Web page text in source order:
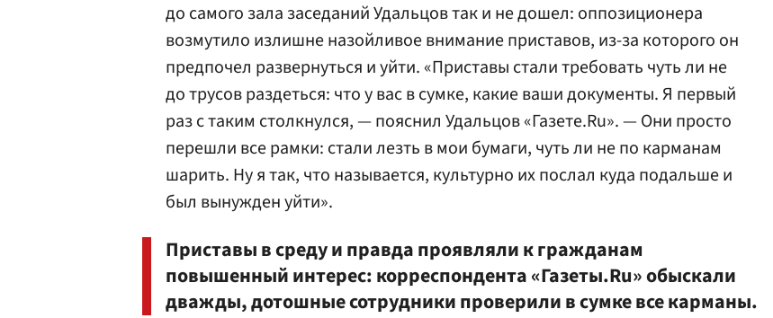
до самого зала заседаний Удальцов так и не дошел: оппозиционера
возмутило излишне назойливое внимание приставов, из-за которого он
предпочел развернуться и уйти. «Приставы стали требовать чуть ли не
до трусов раздеться: что у вас в сумке, какие ваши документы. Я первый
раз с таким столкнулся, — пояснил Удальцов «Газете.Ru». — Они просто
перешли все рамки: стали лезть в мои бумаги, чуть ли не по карманам
шарить. Ну я так, что называется, культурно их послал куда подальше и
был вынужден уйти».
Приставы в среду и правда проявляли к гражданам
повышенный интерес: корреспондента «Газеты.Ru» обыскали
дважды, дотошные сотрудники проверили в сумке все карманы.